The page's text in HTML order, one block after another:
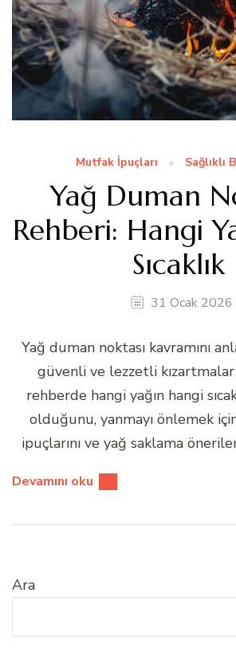
Mutfak İpuçları Sağlıklı
Yağ Duman
Rehberi: Hangi
Sıcaklık
31 Ocak 2026
Yağ duman noktası kavramını
güvenli ve lezzetli
rehberde hangi yağın hangi
olduğunu, yanmayı önlemek
ipuçlarını ve yağ saklama
Devamını oku
Ara